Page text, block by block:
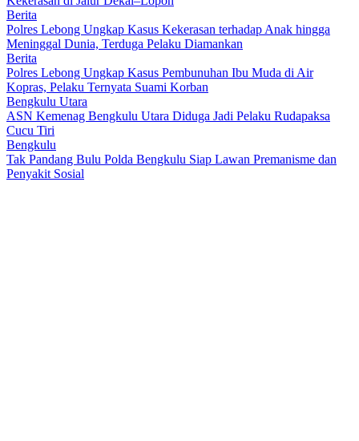
Berita
Polres Lebong Ungkap Kasus Kekerasan terhadap Anak hingga
Meninggal Dunia, Terduga Pelaku Diamankan
Berita
Polres Lebong Ungkap Kasus Pembunuhan Ibu Muda di Air
Kopras, Pelaku Ternyata Suami Korban
Bengkulu Utara
ASN Kemenag Bengkulu Utara Diduga Jadi Pelaku Rudapaksa
Cucu Tiri
Bengkulu
Tak Pandang Bulu Polda Bengkulu Siap Lawan Premanisme dan
Penyakit Sosial